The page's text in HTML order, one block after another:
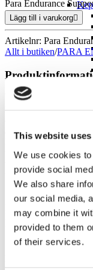
This website
We use cookies
provide social
We also share
our social media,
may combine it
provided to them
of their services.
Para Endurance
Lägg till i varukorg
Artikelnr: Para
Allt i butiken/PARA
att bära patchen
har i huvudsak syftet
utbildning till att bli
vuxna att söka sig till
till en bättre folkhälsa
Ny patch,Mk II är
Baksidan på patchen
följer även den mjuka
Storlek 60mm x 60mm